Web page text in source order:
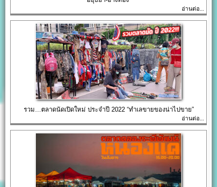
อ่านต่อ...
รวม…ตลาดนัดเปิดใหม่ ประจำปี 2022 “ทำเลขายของน่าไปขาย”
อ่านต่อ...